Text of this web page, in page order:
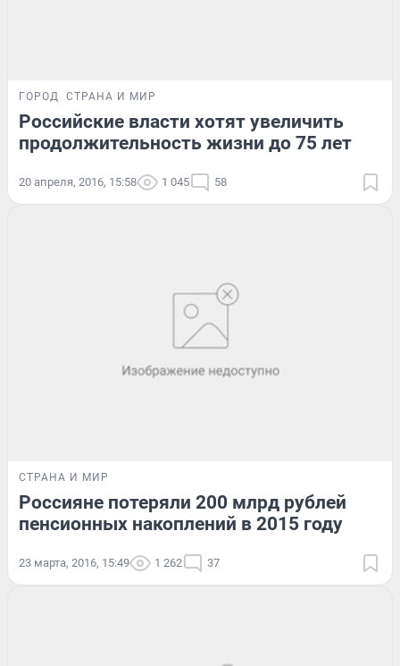
ГОРОД СТРАНА И МИР
Российские власти хотят увеличить
продолжительность жизни до 75 лет
20 апреля, 2016, 15:58 1 045 58
СТРАНА И МИР
Россияне потеряли 200 млрд рублей
пенсионных накоплений в 2015 году
23 марта, 2016, 15:49 1 262 37